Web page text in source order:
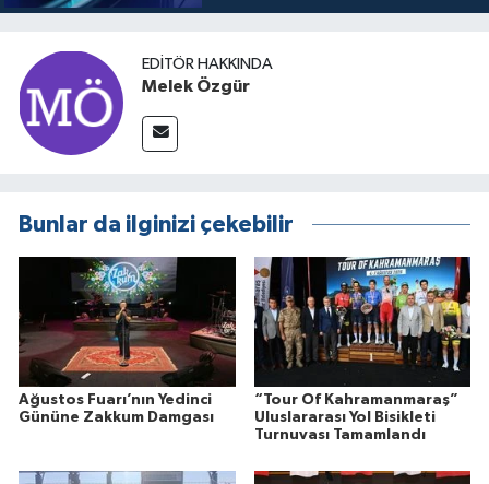
EDITÖR HAKKINDA
Melek Özgür
Bunlar da ilginizi çekebilir
Ağustos Fuarı’nın Yedinci
Gününe Zakkum Damgası
“Tour Of Kahramanmaraş”
Uluslararası Yol Bisikleti
Turnuvası Tamamlandı